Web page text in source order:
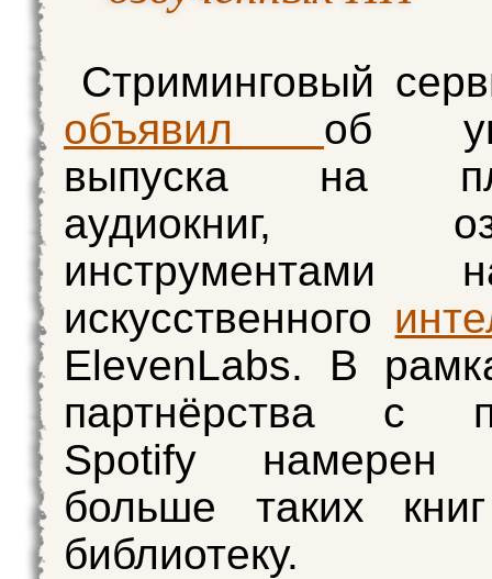
Стриминговый
объявил об
выпуска на
аудиокниг,
инструментами
искусственного
ElevenLabs. В
партнёрства с
Spotify намерен
больше таких
библиотеку.